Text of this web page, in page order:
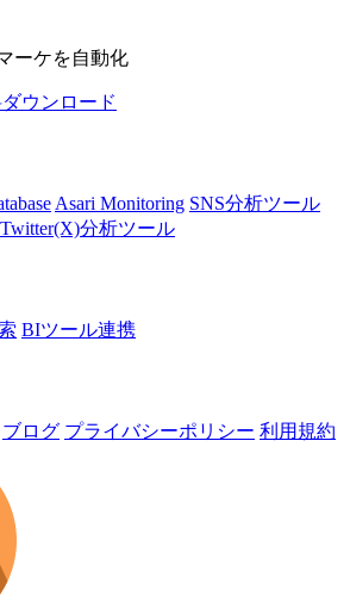
ーケを自動化
ウンロード
Asari Monitoring SNS分析ツール
Twitter(X)分析ツール
BIツール連携
ブログ プライバシーポリシー 利用規約